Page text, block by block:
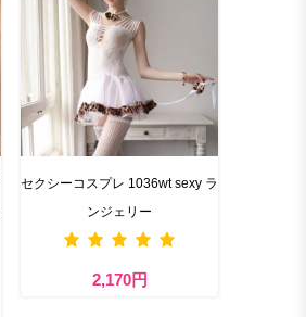
セクシーコスプレ 1036wt sexy ラ
ンジェリー
2,170円